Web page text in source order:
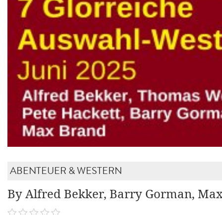
ABENTEUER & WESTERN
By Alfred Bekker, Barry Gorman,